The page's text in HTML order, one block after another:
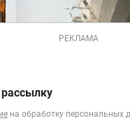
РЕКЛАМА
на обработку персональных